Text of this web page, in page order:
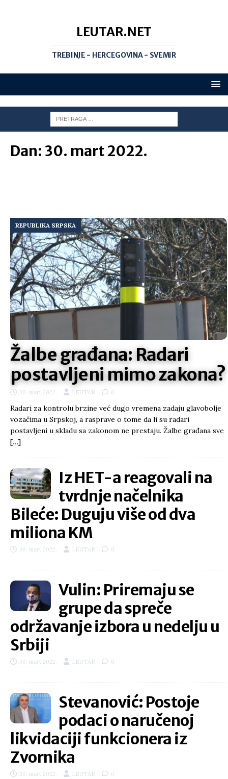
LEUTAR.NET
TREBINJE - HERCEGOVINA - SVEMIR
Dan: 30. mart 2022.
REPUBLIKA SRPSKA
Žalbe građana: Radari
postavljeni mimo zakona?
30. mart 2022. LEUTAR 0
Radari za kontrolu brzine već dugo vremena zadaju glavobolje
vozačima u Srpskoj, a rasprave o tome da li su radari
postavljeni u skladu sa zakonom ne prestaju. Žalbe građana sve
[…]
Iz HET-a reagovali na
tvrdnje načelnika
Bileće: Duguju više od dva
miliona KM
30. mart 2022. LEUTAR 0
Vulin: Priremaju se
grupe da spreče
održavanje izbora u nedelju u
Srbiji
30. mart 2022. LEUTAR 0
Stevanović: Postoje
podaci o naručenoj
likvidaciji funkcionera iz
Zvornika
30. mart 2022. LEUTAR 0